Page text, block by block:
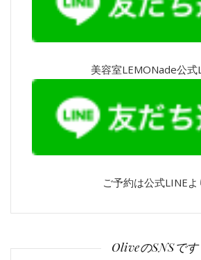
美容室LEMONade公式
ご予約は公式LINEよ
OliveのSNSです